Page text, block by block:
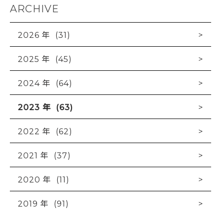
ARCHIVE
2026 年 (31)
2025 年 (45)
2024 年 (64)
2023 年 (63)
2022 年 (62)
2021 年 (37)
2020 年 (11)
2019 年 (91)